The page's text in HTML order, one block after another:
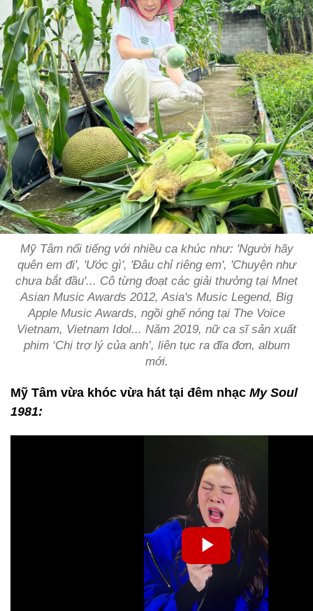
Mỹ Tâm nổi tiếng với nhiều ca khúc như: 'Người hãy
quên em đi', 'Ước gì', 'Đâu chỉ riêng em', 'Chuyện như
chưa bắt đầu'... Cô từng đoạt các giải thưởng tại Mnet
Asian Music Awards 2012, Asia's Music Legend, Big
Apple Music Awards, ngồi ghế nóng tại The Voice
Vietnam, Vietnam Idol... Năm 2019, nữ ca sĩ sản xuất
phim ‘Chị trợ lý của anh’, liên tục ra đĩa đơn, album
mới.
Mỹ Tâm vừa khóc vừa hát tại đêm nhạc My Soul
1981: